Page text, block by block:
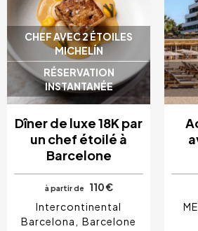
CHEF AVEC 2 ÉTOILES
MICHELÍN
RÉSERVATION
INSTANTANÉE
Dîner de luxe 18K par
un chef étoilé à
Barcelone
à partir de
110 €
Intercontinental
Barcelona
Barcelone